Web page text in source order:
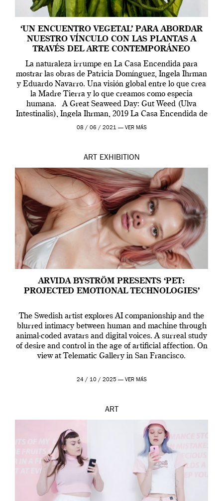
‘UN ENCUENTRO VEGETAL’ PARA ABORDAR
NUESTRO VÍNCULO CON LAS PLANTAS A
TRAVÉS DEL ARTE CONTEMPORÁNEO
La naturaleza irrumpe en La Casa Encendida para
mostrar las obras de Patricia Domínguez, Ingela Ihrman
y Eduardo Navarro. Una visión global entre lo que crea
la Madre Tierra y lo que creamos como especia
humana. A Great Seaweed Day: Gut Weed (Ulva
Intestinalis), Ingela Ihrman, 2019 La Casa Encendida de
Madrid y la Wellcome […]
08 / 06 / 2021 — VER MÁS
ART EXHIBITION
ARVIDA BYSTRÖM PRESENTS ‘PET:
PROJECTED EMOTIONAL TECHNOLOGIES’
The Swedish artist explores AI companionship and the
blurred intimacy between human and machine through
animal-coded avatars and digital voices. A surreal study
of desire and control in the age of artificial affection. On
view at Telematic Gallery in San Francisco.
24 / 10 / 2025 — VER MÁS
ART